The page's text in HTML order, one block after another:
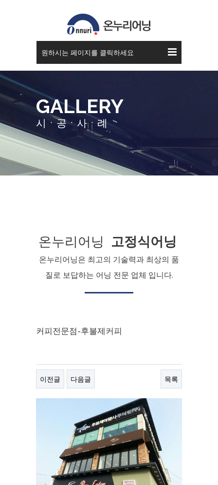
원하시는 페이지를 클릭하세요
GALLERY
시ㆍ공ㆍ사ㆍ례
온누리어닝 고정식어닝
온누리어닝은 최고의 기술력과 최상의 품
질로 보답하는 어닝 전문 업체 입니다.
커피전문점-후불제커피
이전글 다음글 목록